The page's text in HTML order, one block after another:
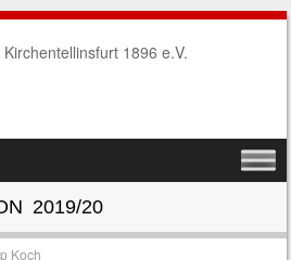
2019/20
Koch